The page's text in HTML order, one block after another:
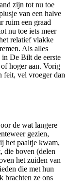
zijn tot nu toe
van een halve
ruim een graad
nu toe iets meer
relatief vlakke
Als alles
De Bilt de eerste
hoger aan. Vorig
feit, vel vroeger dan
de wat langere
gezien,
het paaltje kwam,
die boven (delen
het zuiden van
die met hun
brachten ze ons